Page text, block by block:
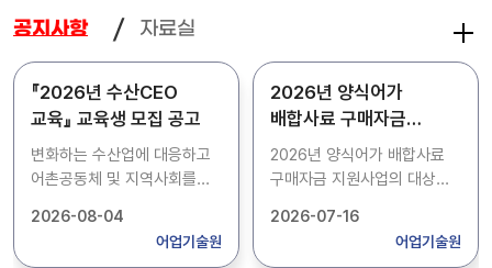
공지사항
『2026년 수산CEO
교육』 교육생 모집 공고
변화하는 수산업에 대응하고
어촌공동체 및 지역사회를
위한 『2026년 수산CEO
교육』교육생을 아래와 같이
2026-08-04
어업기술원
2026년 양식어가
배합사료 구매자금
지원사업 대상자 추가
모집 공고
2026년 양식어가 배합사료
구매자금 지원사업의 대상자
공고하오니, 사업을
희망하시는 양식어가에서는
2026-07-16
어업기술원
자료실